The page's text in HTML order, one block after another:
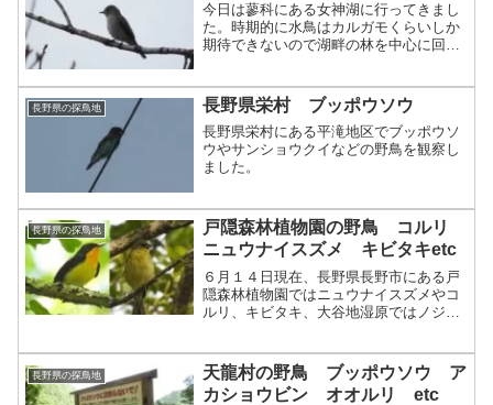
今日は蓼科にある女神湖に行ってきまし
た。時期的に水鳥はカルガモくらいしか
期待できないので湖畔の林を中心に回り
と木々を飛び回っていました。ヨシ原に
はオオヨシキリ。オオヨシ...
長野県の探鳥地 長野県栄村 ブッポウソウ
長野県栄村にある平滝地区でブッポウソ
ウやサンショウクイなどの野鳥を観察し
ました。
長野県の探鳥地
戸隠森林植物園の野鳥 コルリ
ニュウナイスズメ キビタキetc
６月１４日現在、長野県長野市にある戸
隠森林植物園ではニュウナイスズメやコ
ルリ、キビタキ、大谷地湿原ではノジコ
長野県の探鳥地
天龍村の野鳥 ブッポウソウ ア
カショウビン オオルリ etc